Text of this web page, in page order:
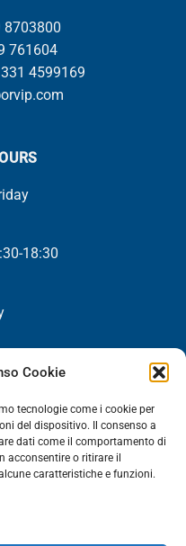
Cookie
tecnologie come i cookie per
del dispositivo. Il consenso a
dati come il comportamento di
acconsentire o ritirare il
caratteristiche e funzioni.
8703800
761604
4599169
18:30